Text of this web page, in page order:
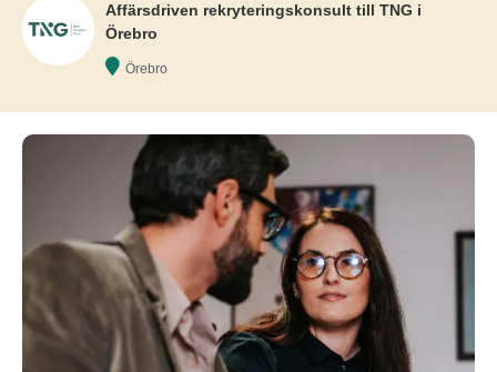
Affärsdriven rekryteringskonsult till TNG i
Örebro
Örebro